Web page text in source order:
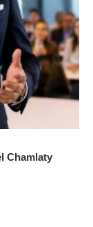
Chamlaty